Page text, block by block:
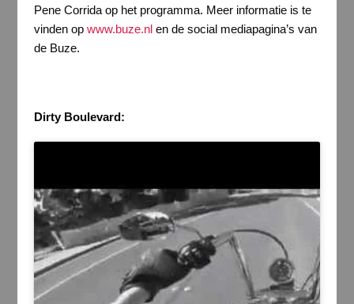
Pene Corrida op het programma. Meer informatie is te
vinden op www.buze.nlen de social mediapagina’s van
de Buze.
Dirty Boulevard: